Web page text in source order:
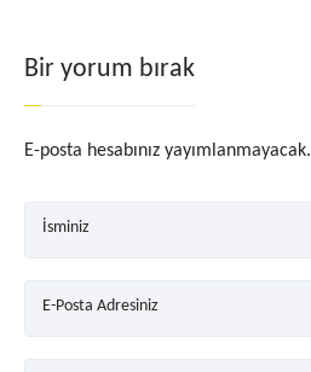
Bir yorum bırak
E-posta hesabınız yayımlanmayacak.
İsminiz
E-Posta Adresiniz